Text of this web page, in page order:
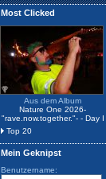
Most Clicked
Aus dem Album
Nature One 2026-
"rave.now.together."- - Day I
Top 20
Mein Geknipst
Benutzername: